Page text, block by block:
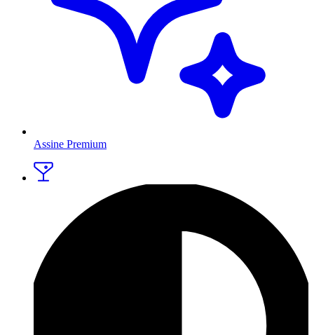
Assine Premium